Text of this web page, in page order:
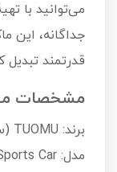
می‌توانید با
جداگانه، این
قدرتمند تبدیل
مشخصات
برند: TUOMU (سری Block Racing)
مدل: GT Sports Car (کد T2001)